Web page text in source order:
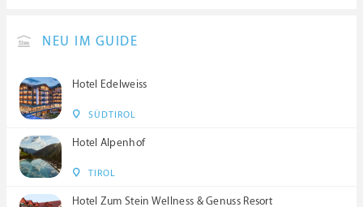
NEU IM GUIDE
Hotel Edelweiss
SÜDTIROL
Hotel Alpenhof
TIROL
Hotel Zum Stein Wellness & Genuss Resort